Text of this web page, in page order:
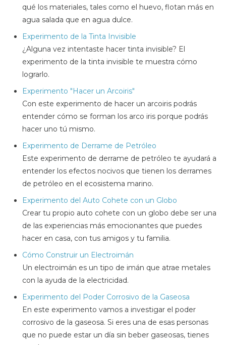
qué los materiales, tales como el huevo, flotan más en
agua salada que en agua dulce.
Experimento de la Tinta Invisible
¿Alguna vez intentaste hacer tinta invisible? El
experimento de la tinta invisible te muestra cómo
lograrlo.
Experimento "Hacer un Arcoiris"
Con este experimento de hacer un arcoiris podrás
entender cómo se forman los arco iris porque podrás
hacer uno tú mismo.
Experimento de Derrame de Petróleo
Este experimento de derrame de petróleo te ayudará a
entender los efectos nocivos que tienen los derrames
de petróleo en el ecosistema marino.
Experimento del Auto Cohete con un Globo
Crear tu propio auto cohete con un globo debe ser una
de las experiencias más emocionantes que puedes
hacer en casa, con tus amigos y tu familia.
Cómo Construir un Electroimán
Un electroimán es un tipo de imán que atrae metales
con la ayuda de la electricidad.
Experimento del Poder Corrosivo de la Gaseosa
En este experimento vamos a investigar el poder
corrosivo de la gaseosa. Si eres una de esas personas
que no puede estar un día sin beber gaseosas, tienes